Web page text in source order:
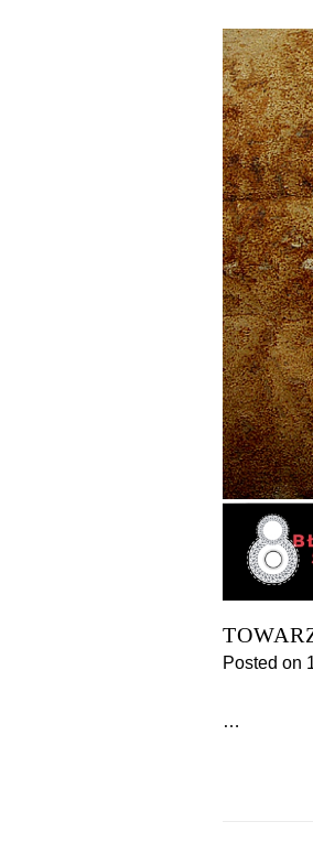
Posted on
…